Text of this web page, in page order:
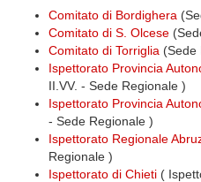
Comitato di Bordighera
Comitato di S. Olcese
Comitato di Torriglia (Sede
Ispettorato Provincia
II.VV. - Sede Regionale )
Ispettorato Provincia
- Sede Regionale )
Ispettorato Regionale
Regionale )
Ispettorato di Chieti (